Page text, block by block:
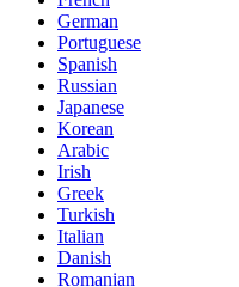
German
Portuguese
Spanish
Russian
Japanese
Korean
Arabic
Irish
Greek
Turkish
Italian
Danish
Romanian